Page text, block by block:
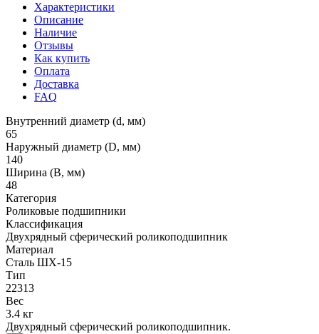
Характеристики
Описание
Наличие
Отзывы
Как купить
Оплата
Доставка
FAQ
Внутренний диаметр (d, мм)
65
Наружный диаметр (D, мм)
140
Ширина (B, мм)
48
Категория
Роликовые подшипники
Классификация
Двухрядный сферический роликоподшипник
Материал
Сталь ШХ-15
Тип
22313
Вес
3.4 кг
Двухрядный сферический роликоподшипник.